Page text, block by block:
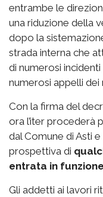
entrambe le
una riduzione della
dopo la
strada interna che
di numerosi
numerosi appelli dei
Con la firma del
ora l’iter procederà
dal Comune di Asti
prospettiva di
entrata in
Gli addetti ai lavori